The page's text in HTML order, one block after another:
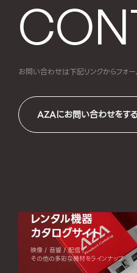
お問い合わせは下記リンクからフォ
AZAにお問い合わせをする
レンタル機器
カタログサイト
映像 / 音響 / 配信 /
その他の多彩な機材をラインナップ